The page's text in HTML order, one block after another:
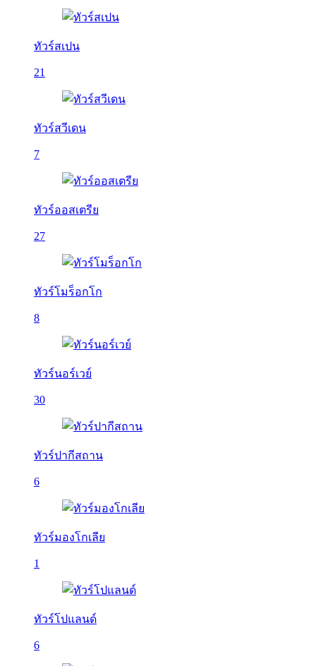
ทัวร์สเปน
21
ทัวร์สวีเดน
7
ทัวร์ออสเตรีย
27
ทัวร์โมร็อกโก
8
ทัวร์นอร์เวย์
30
ทัวร์ปากีสถาน
6
ทัวร์มองโกเลีย
1
ทัวร์โปแลนด์
6